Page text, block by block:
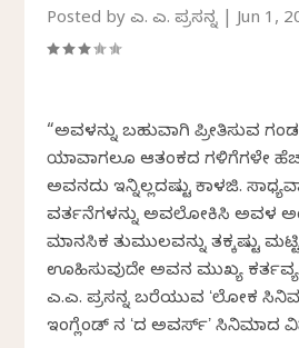
Posted byಎ. ಎನ್. ಪ್ರಸನ್ನ |Jun 1,
“ಅವಳನ್ನು ಬಹುವಾಗಿ ಪ್ರೀತಿಸುವ
ಯಾವಾಗಲೂ ಆತಂಕದ ಗಳಿಗೆಗಳೇ
ಅವನದು ಇನ್ನಿಲ್ಲದಷ್ಟು ಕಾಳಜಿ.
ವರ್ತನೆಗಳನ್ನು ಅವಲೋಕಿಸಿ ಅವಳ
ಮಾನಸಿಕ ತುಮುಲವನ್ನು ತಕ್ಕಷ್ಟು
ಊಹಿಸುವುದೇ ಅವನ ಮುಖ್ಯ
ಎ.ಎನ್. ಪ್ರಸನ್ನ ಬರೆಯುವ ʻಲೋಕ
ಇಂಗ್ಲೆಂಡ್‌ ನ ʻದ ಅವರ್ಸ್ʼ ಸಿನಿಮಾದ